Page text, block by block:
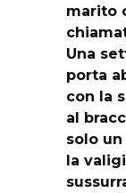
marito
Una
porta
con la
al
solo
la